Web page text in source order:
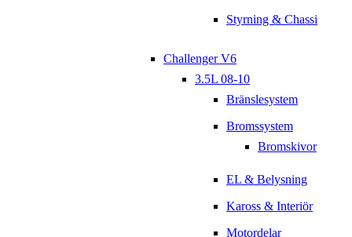
Styrning & Chassi
Challenger V6
3.5L 08-10
Bränslesystem
Bromssystem
Bromskivor
EL & Belysning
Kaross & Interiör
Motordelar